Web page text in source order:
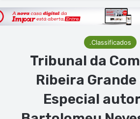
.Classificados
Tribunal da
Ribeira Grande
Especial